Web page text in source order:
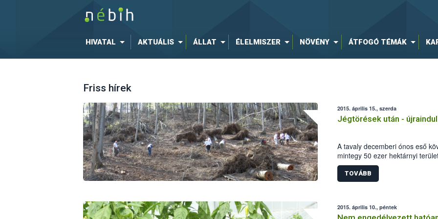
HIVATAL AKTUÁLIS ÁLLAT ÉLELMISZER NÖVÉNY ÁTFOGÓ TÉMÁK
Friss hírek
2015. április 15., szerda
Jégtörések után -
A tavaly decemberi ónos eső
mintegy 50 ezer hektárnyi
jégtörések). A Nemzeti
munkatársai alapszintű
helyreállítást a Börzsönyben az
TOVÁBB
2015. április 10., péntek